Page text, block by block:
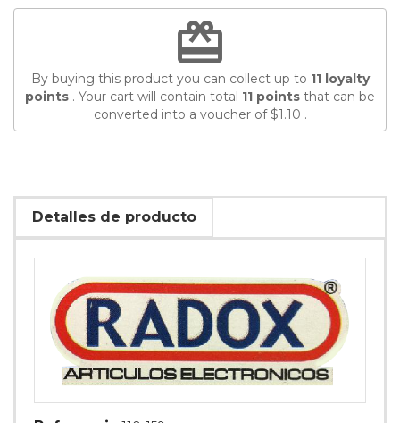
redeem
By buying this product you can collect up to 11loyalty
points . Your cart will contain total 11 points that can be
converted into a voucher of$1.10 .
Detalles de producto